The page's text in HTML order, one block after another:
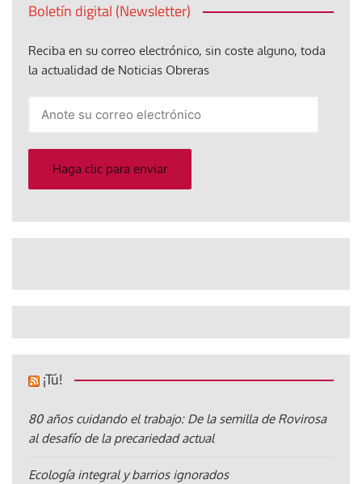
Boletín digital (Newsletter)
Reciba en su correo electrónico, sin coste alguno, toda
la actualidad de Noticias Obreras
electrónico
Haga clic para enviar
¡Tú!
80 años cuidando el trabajo: De la semilla de Rovirosa
al desafío de la precariedad actual
Ecología integral y barrios ignorados